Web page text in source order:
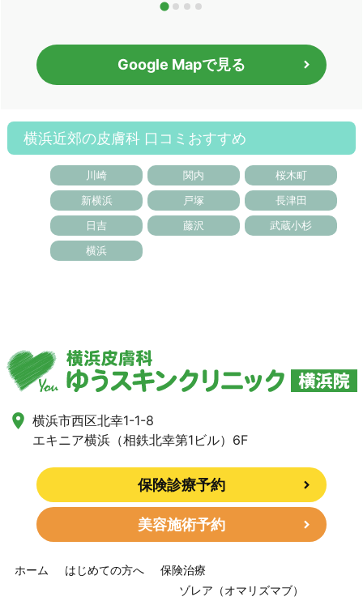
Google Mapで見る
横浜近郊の皮膚科 口コミおすすめ
川崎 関内
桜木町
新横浜
戸塚
長津田
日吉
藤沢
武蔵小杉
横浜
横浜市西区北幸1-1-8
エキニア横浜（相鉄北幸第1ビル）6F
保険診療予約
美容施術予約
ホーム はじめての方へ
保険治療
ゾレア（オマリズマブ）